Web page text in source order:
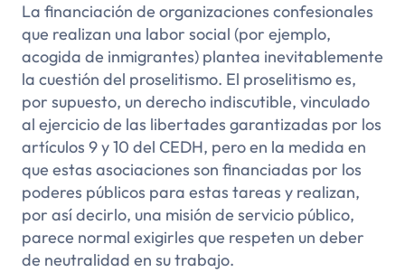
La financiación de organizaciones confesionales
que realizan una labor social (por ejemplo,
acogida de inmigrantes) plantea inevitablemente
la cuestión del proselitismo. El proselitismo es,
por supuesto, un derecho indiscutible, vinculado
al ejercicio de las libertades garantizadas por los
artículos 9 y 10 del CEDH, pero en la medida en
que estas asociaciones son financiadas por los
poderes públicos para estas tareas y realizan,
por así decirlo, una misión de servicio público,
parece normal exigirles que respeten un deber
de neutralidad en su trabajo.